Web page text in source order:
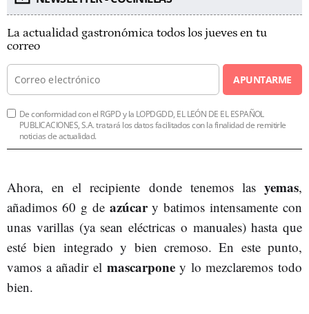
La actualidad gastronómica todos los jueves en tu
correo
APUNTARME
De conformidad con el RGPD y la LOPDGDD, EL LEÓN DE EL ESPAÑOL
PUBLICACIONES, S.A. tratará los datos facilitados con la finalidad de remitirle
noticias de actualidad.
Ahora, en el recipiente donde tenemos las yemas,
añadimos 60 g de azúcary batimos intensamente con
unas varillas (ya sean eléctricas o manuales) hasta que
esté bien integrado y bien cremoso. En este punto,
vamos a añadir el mascarponey lo mezclaremos todo
bien.